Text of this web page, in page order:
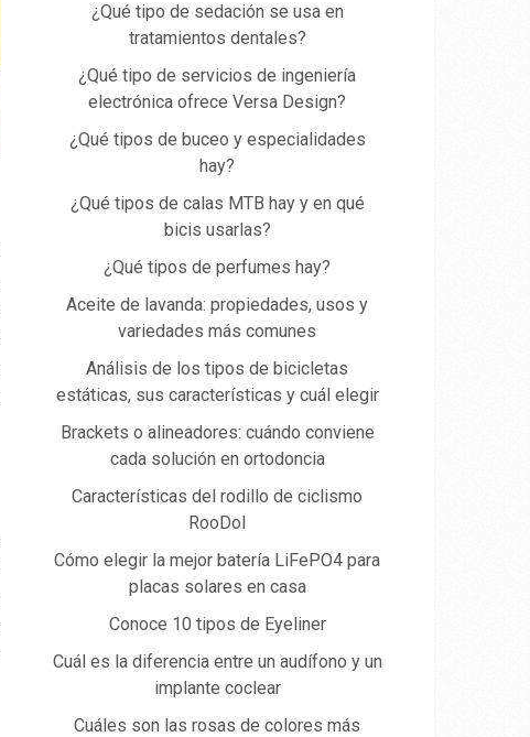
¿Qué tipo de sedación se usa en
tratamientos dentales?
¿Qué tipo de servicios de ingeniería
electrónica ofrece Versa Design?
¿Qué tipos de buceo y especialidades
hay?
¿Qué tipos de calas MTB hay y en qué
bicis usarlas?
¿Qué tipos de perfumes hay?
Aceite de lavanda: propiedades, usos y
variedades más comunes
Análisis de los tipos de bicicletas
estáticas, sus características y cuál elegir
Brackets o alineadores: cuándo conviene
cada solución en ortodoncia
Características del rodillo de ciclismo
RooDol
Cómo elegir la mejor batería LiFePO4 para
placas solares en casa
Conoce 10 tipos de Eyeliner
Cuál es la diferencia entre un audífono y un
implante coclear
Cuáles son las rosas de colores más